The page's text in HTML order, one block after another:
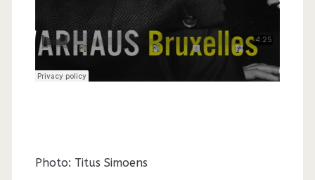
Photo: Titus Simoens